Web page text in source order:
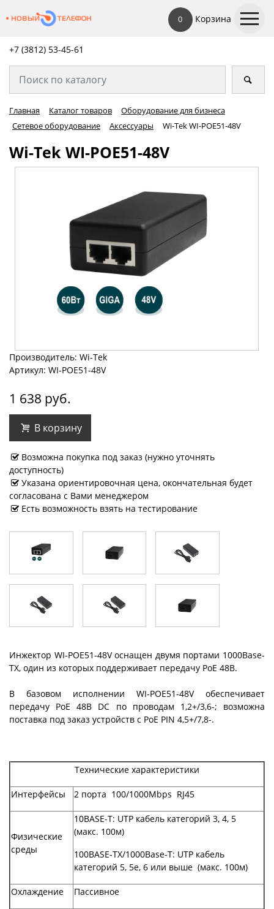
0 Корзина
+7 (3812) 53-45-61
Главная Каталог товаров
Оборудование для бизнеса
Сетевое оборудование
Аксессуары Wi-Tek WI-POE51-48V
Wi-Tek WI-POE51-48V
Производитель: Wi-Tek
Артикул: WI-POE51-48V
1 638 руб.
В корзину
Возможна покупка под заказ (нужно уточнять
доступность)
Указана ориентировочная цена, окончательная будет
согласована с Вами менеджером
Есть возможность взять на тестирование
Инжектор WI-POE51-48V оснащен двумя портами 1000Base-
TX, один из которых поддерживает передачу PoE 48В.
В базовом исполнении WI-POE51-48V обеспечивает
передачу PoE 48В DC по проводам 1,2+/3,6-; возможна
поставка под заказ устройств с PoE PIN 4,5+/7,8-.
Технические характеристики
Интерфейсы 2 порта 100/1000Mbps RJ45
Физические
среды
10BASE-T: UTP кабель категорий 3, 4, 5
(макс. 100м)
100BASE-TX/1000Base-T: UTP кабель
категорий 5, 5e, 6 или выше (макс. 100м)
Охлаждение Пассивное